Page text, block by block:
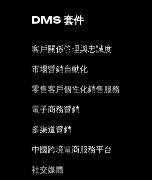
DMS 套件
客戶關係管理與忠誠度
市場營銷自動化
零售客戶個性化銷售服務
電子商務營銷
多渠道營銷
中國跨境電商服務平台
社交媒體